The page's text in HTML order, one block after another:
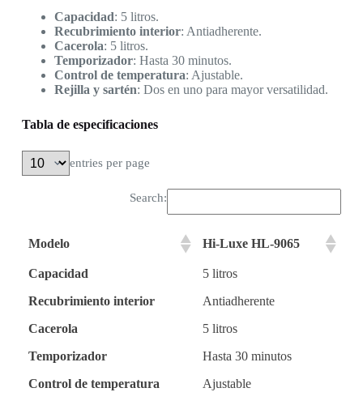
Capacidad: 5 litros.
Recubrimiento interior: Antiadherente.
Cacerola: 5 litros.
Temporizador: Hasta 30 minutos.
Control de temperatura: Ajustable.
Rejilla y sartén: Dos en uno para mayor versatilidad.
Tabla de especificaciones
entries per page
Search:
Modelo Hi-Luxe HL-9065
Capacidad
5 litros
Recubrimiento interior
Antiadherente
Cacerola
5 litros
Temporizador
Hasta 30 minutos
Control de temperatura
Ajustable